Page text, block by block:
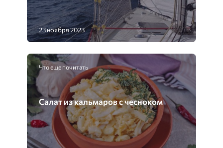
23 ноября 2023
Что еще почитать
Салат из кальмаров с чесноком